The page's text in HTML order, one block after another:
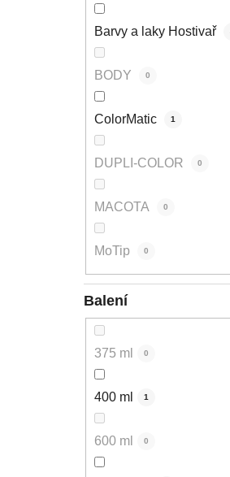
Barvy a laky Hostivař
BODY 0
ColorMatic 1
DUPLI-COLOR 0
MACOTA 0
MoTip 0
Balení
375 ml 0
400 ml 1
600 ml 0